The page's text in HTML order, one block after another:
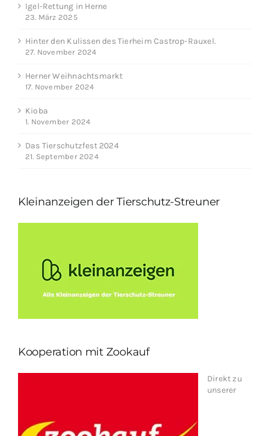
Igel-Rettung in Herne
23. März 2025
Hinter den Kulissen des Tierheim Castrop-Rauxel.
27. November 2024
Herner Weihnachtsmarkt
17. November 2024
Kioba
1. November 2024
Das Tierschutzfest 2024
21. September 2024
Kleinanzeigen der Tierschutz-Streuner
Kooperation mit Zookauf
Direkt zu
unserer